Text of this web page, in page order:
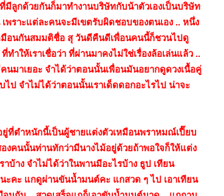
มีลูกด้วยกันก็มาทำงานบริษัทกับน้าตัวเองเป็นบริษัท
พราะแต่ละคนจะมีเขตรับผิดชอบของตนเอง .. หนึ่ง
มือนกันสมมติชื่อ สุ วันดีคืนดีเพื่อนคนนี้ก็ชวนไปดู
ให้เราเชื่อว่า ที่ผ่านมาคงไม่ใช่เรื่องล้อเล่นแล้ว ..
นมาเยอะ จำได้ว่าตอนนั้นเพื่อนมันอยากดูดวงเนื้อคู่
ไป จำไม่ได้ว่าตอนนั้นเราเด็ดดอกอะไรไป น่าจะ
ที่ตำหนักนี้เป็นผู้ชายแต่งตัวเหมือนพราหมณ์เปี๊ยบ
งคนนั้นท่านทักว่ามีนางไม้อยู่ด้วยถ้าพอใจก็ให้แต่ง
บ้าง จำไม่ได้ว่าในพานมีอะไรบ้าง ธูป เทียน
คะ แกดูผ่านขันน้ำมนต์คะ แกสวด ๆ ไป เอาเทียน